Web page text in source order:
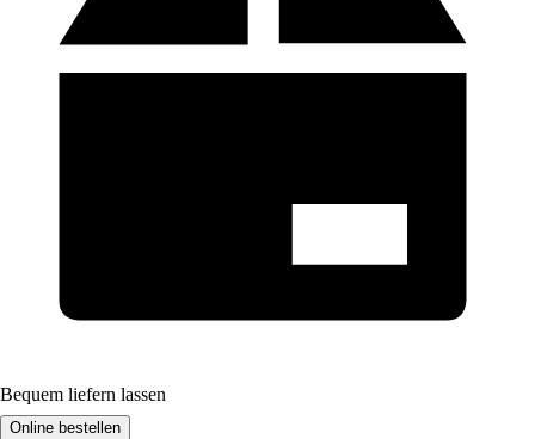
Bequem liefern lassen
Online bestellen